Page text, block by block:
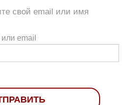
свой email или имя
email